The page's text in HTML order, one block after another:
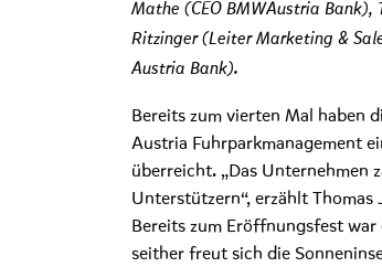
Mathe (CEO BMWAustria Bank),
Ritzinger (Leiter Marketing &
Austria Bank).
Bereits zum vierten Mal haben
Austria Fuhrparkmanagement
überreicht. „Das Unternehmen
Unterstützern“, erzählt
Bereits zum Eröffnungsfest
seither freut sich die